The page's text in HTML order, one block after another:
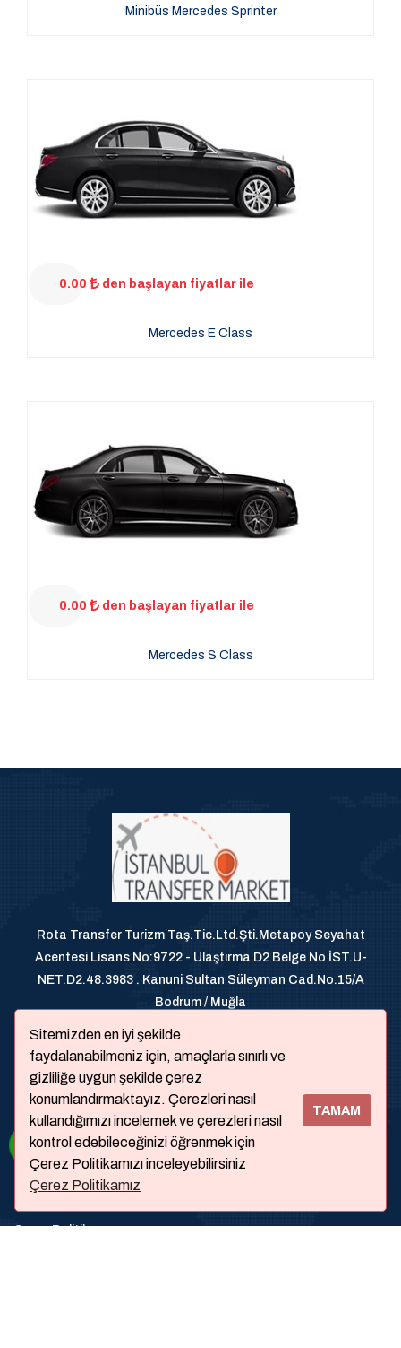
Sitemizden en iyi şekilde
faydalanabilmeniz için, amaçlarla sınırlı ve
gizliliğe uygun şekilde çerez
konumlandırmaktayız. Çerezleri nasıl
kullandığımızı incelemek ve çerezleri nasıl
kontrol edebileceğinizi öğrenmek için
Çerez Politikamızı inceleyebilirsiniz
Çerez Politikamız
TAMAM
Minibüs Mercedes Sprinter
0.00 den başlayan fiyatlar ile
Mercedes E Class
0.00 den başlayan fiyatlar ile
Mercedes S Class
Rota Transfer Turizm Taş.Tic.Ltd.Şti.Metapoy Seyahat
Acentesi Lisans No:9722 - Ulaştırma D2 Belge No İST.U-
NET.D2.48.3983 . Kanuni Sultan Süleyman Cad.No.15/A
Bodrum / Muğla
+905326200070
Çerez Politikası